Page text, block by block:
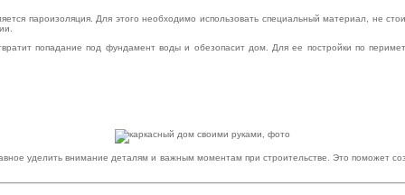
пароизоляция. Для этого необходимо использовать специальный материал, не
попадание под фундамент воды и обезопасит дом. Для ее постройки по
уделить внимание деталям и важным моментам при строительстве. Это поможет